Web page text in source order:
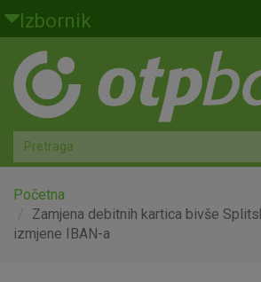
Skoči na glavni sadržaj
Izbornik
Građani
Privatno bankarstvo
Agro
Mala poduzeća i obrtnici
Srednja i velika poduzeća
Početna
Zamjena debitnih kartica bivše
izmjene IBAN-a